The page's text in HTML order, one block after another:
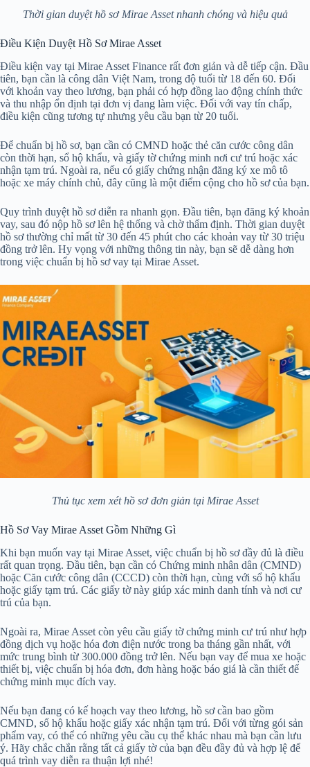
Thời gian duyệt hồ sơ Mirae Asset nhanh chóng và hiệu quả
Điều Kiện Duyệt Hồ Sơ Mirae Asset
Điều kiện vay tại Mirae Asset Finance rất đơn giản và dễ tiếp cận. Đầu
tiên, bạn cần là công dân Việt Nam, trong độ tuổi từ 18 đến 60. Đối
với khoản vay theo lương, bạn phải có hợp đồng lao động chính thức
và thu nhập ổn định tại đơn vị đang làm việc. Đối với vay tín chấp,
điều kiện cũng tương tự nhưng yêu cầu bạn từ 20 tuổi.
Để chuẩn bị hồ sơ, bạn cần có CMND hoặc thẻ căn cước công dân
còn thời hạn, sổ hộ khẩu, và giấy tờ chứng minh nơi cư trú hoặc xác
nhận tạm trú. Ngoài ra, nếu có giấy chứng nhận đăng ký xe mô tô
hoặc xe máy chính chủ, đây cũng là một điểm cộng cho hồ sơ của bạn.
Quy trình duyệt hồ sơ diễn ra nhanh gọn. Đầu tiên, bạn đăng ký khoản
vay, sau đó nộp hồ sơ lên hệ thống và chờ thẩm định. Thời gian duyệt
hồ sơ thường chỉ mất từ 30 đến 45 phút cho các khoản vay từ 30 triệu
đồng trở lên. Hy vọng với những thông tin này, bạn sẽ dễ dàng hơn
trong việc chuẩn bị hồ sơ vay tại Mirae Asset.
Thủ tục xem xét hồ sơ đơn giản tại Mirae Asset
Hồ Sơ Vay Mirae Asset Gồm Những Gì
Khi bạn muốn vay tại Mirae Asset, việc chuẩn bị hồ sơ đầy đủ là điều
rất quan trọng. Đầu tiên, bạn cần có Chứng minh nhân dân (CMND)
hoặc Căn cước công dân (CCCD) còn thời hạn, cùng với sổ hộ khẩu
hoặc giấy tạm trú. Các giấy tờ này giúp xác minh danh tính và nơi cư
trú của bạn.
Ngoài ra, Mirae Asset còn yêu cầu giấy tờ chứng minh cư trú như hợp
đồng dịch vụ hoặc hóa đơn điện nước trong ba tháng gần nhất, với
mức trung bình từ 300.000 đồng trở lên. Nếu bạn vay để mua xe hoặc
thiết bị, việc chuẩn bị hóa đơn, đơn hàng hoặc báo giá là cần thiết để
chứng minh mục đích vay.
Nếu bạn đang có kế hoạch vay theo lương, hồ sơ cần bao gồm
CMND, sổ hộ khẩu hoặc giấy xác nhận tạm trú. Đối với từng gói sản
phẩm vay, có thể có những yêu cầu cụ thể khác nhau mà bạn cần lưu
ý. Hãy chắc chắn rằng tất cả giấy tờ của bạn đều đầy đủ và hợp lệ để
quá trình vay diễn ra thuận lợi nhé!